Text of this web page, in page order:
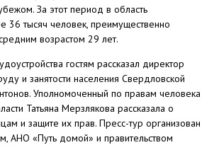
За этот период в область
36 тысяч человек, преимущественно
возрастом 29 лет.
гостям рассказал директор
и занятости населения Свердловской
Уполномоченный по правам человека
Татьяна Мерзлякова рассказала о
и защите их прав. Пресс-тур организован
АНО «Путь домой» и правительством